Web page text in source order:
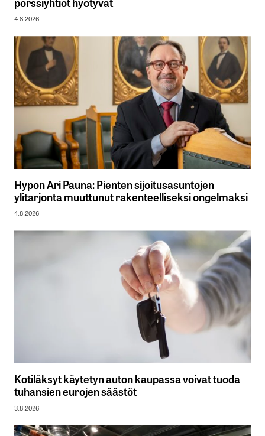
4.8.2026
Hypon Ari Pauna: Pienten sijoitusasuntojen
ylitarjonta muuttunut rakenteelliseksi ongelmaksi
4.8.2026
Kotiläksyt käytetyn auton kaupassa voivat tuoda
tuhansien eurojen säästöt
3.8.2026